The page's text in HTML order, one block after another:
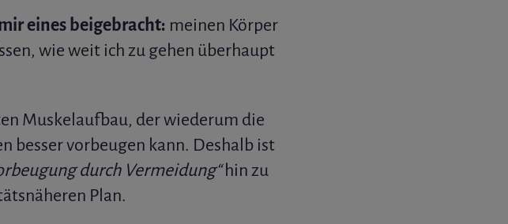
eines beigebracht: meinen Körper
wie weit ich zu gehen überhaupt
Muskelaufbau, der wiederum die
besser vorbeugen kann. Deshalb ist
durch Vermeidung“hin zu
Plan.